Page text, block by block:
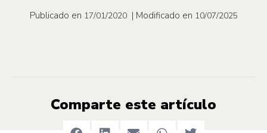
Publicado en 17/01/2020 | Modificado en 10/07/2025
Comparte este artículo